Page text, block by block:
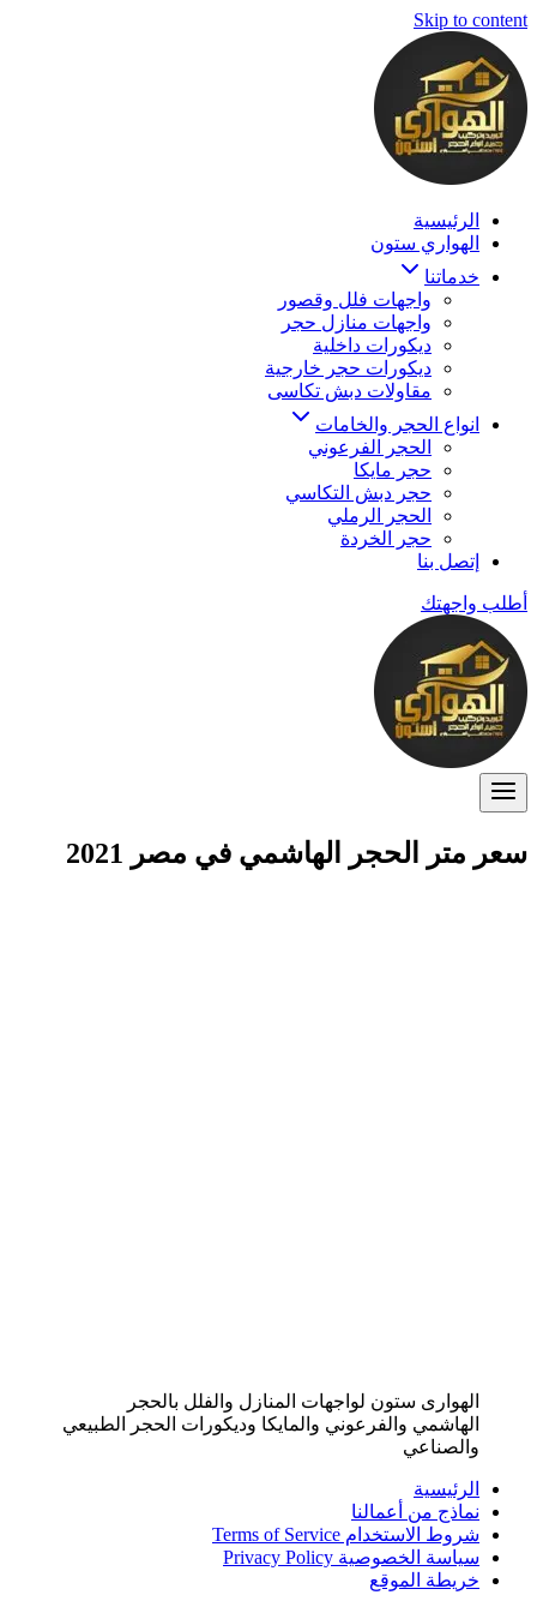
Skip to content
الرئيسية
الهواري ستون
خدماتنا
واجهات فلل وقصور
واجهات منازل حجر
ديكورات داخلية
ديكورات حجر خارجية
مقاولات دبش تكاسى
انواع الحجر والخامات
الحجر الفرعوني
حجر مايكا
حجر دبش التكاسي
الحجر الرملي
حجر الخردة
إتصل بنا
أطلب واجهتك
سعر متر الحجر الهاشمي في مصر 2021
الهوارى ستون لواجهات المنازل والفلل بالحجر
الهاشمي والفرعوني والمايكا وديكورات الحجر الطبيعي
والصناعي
الرئيسية
نماذج من أعمالنا
شروط الاستخدام Terms of Service
سياسة الخصوصية Privacy Policy
خريطة الموقع